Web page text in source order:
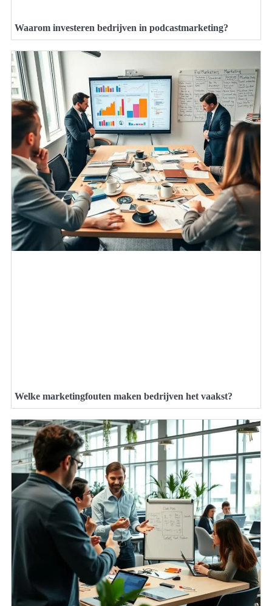
Waarom investeren bedrijven in podcastmarketing?
Welke marketingfouten maken bedrijven het vaakst?